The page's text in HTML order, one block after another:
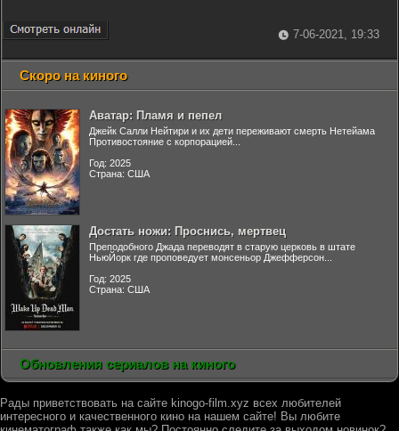
7-06-2021, 19:33
Скоро на киного
Аватар: Пламя и пепел
Джейк Салли Нейтири и их дети переживают смерть Нетейама
Противостояние с корпорацией...
Год: 2025
Страна: США
Достать ножи: Проснись, мертвец
Преподобного Джада переводят в старую церковь в штате
НьюЙорк где проповедует монсеньор Джефферсон...
Год: 2025
Страна: США
Обновления сериалов на киного
Рады приветствовать на сайте kinogo-film.xyz всех любителей
интересного и качественного кино на нашем сайте! Вы любите